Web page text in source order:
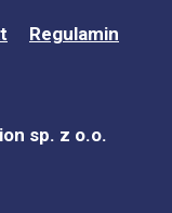
Regulamin
sp. z o.o.